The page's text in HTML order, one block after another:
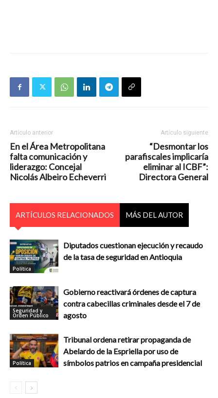
Artículo anterior
En el Área Metropolitana
falta comunicación y
liderazgo: Concejal
Nicolás Albeiro Echeverri
Artículo siguiente
“Desmontar los
parafiscales implicaría
eliminar al ICBF”:
Directora General
ARTÍCULOS RELACIONADOS MÁS DEL AUTOR
Política
Diputados cuestionan ejecución y recaudo
de la tasa de seguridad en Antioquia
Seguridad y
Orden Público
Gobierno reactivará órdenes de captura
contra cabecillas criminales desde el 7 de
agosto
Política
Tribunal ordena retirar propaganda de
Abelardo de la Espriella por uso de
símbolos patrios en campaña presidencial